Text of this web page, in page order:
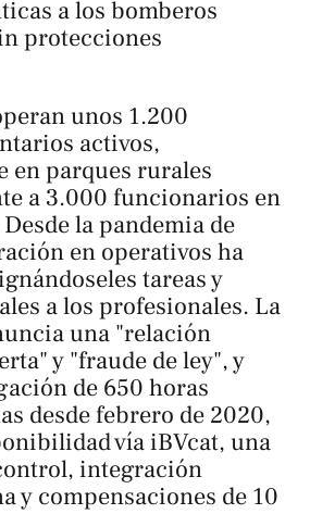
a los bomberos
protecciones
unos 1.200
activos,
en parques rurales
a 3.000 funcionarios en
la pandemia de
en operativos ha
tareas y
a los profesionales. La
una "relación
y "fraude de ley", y
de 650 horas
desde febrero de 2020,
vía iBVcat, una
integración
y compensaciones de 10